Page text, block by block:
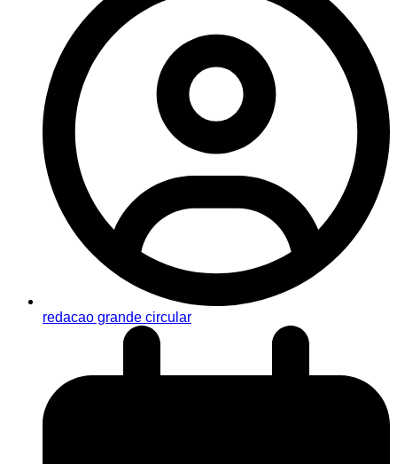
redacao grande circular